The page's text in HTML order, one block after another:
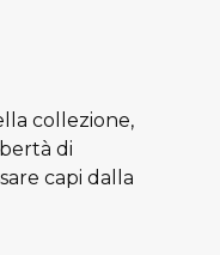
collezione,
di
capi dalla